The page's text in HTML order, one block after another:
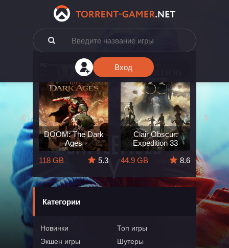
Вход
The
5.7
DOOM: The Dark
Ages
118 GB
5.3
Clair Obscur:
Expedition 33
44.9 GB
8.6
164 GB
Категории
Новинки
Топ игры
Экшен игры
Шутеры